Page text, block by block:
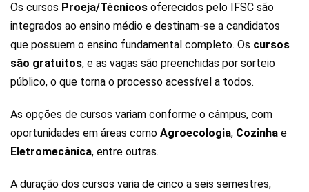
Os cursos Proeja/Técnicos oferecidos pelo IFSC são
integrados ao ensino médio e destinam-se a candidatos
que possuem o ensino fundamental completo. Os cursos
são gratuitos, e as vagas são preenchidas por sorteio
público, o que torna o processo acessível a todos.
As opções de cursos variam conforme o câmpus, com
oportunidades em áreas como Agroecologia, Cozinha e
Eletromecânica, entre outras.
A duração dos cursos varia de cinco a seis semestres,